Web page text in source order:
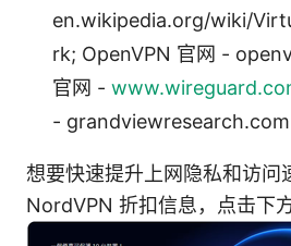
en.wikipedia.org/wiki/
rk; OpenVPN 官网 -
官网 -
- grandviewresearch.com
想要快速提升上网隐私和访问
NordVPN 折扣信息，点击下